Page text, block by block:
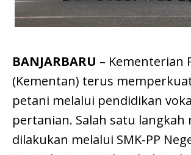
BANJARBARU – Kementerian
(Kementan) terus
petani melalui pendidikan
pertanian. Salah satu langkah
dilakukan melalui SMK-PP